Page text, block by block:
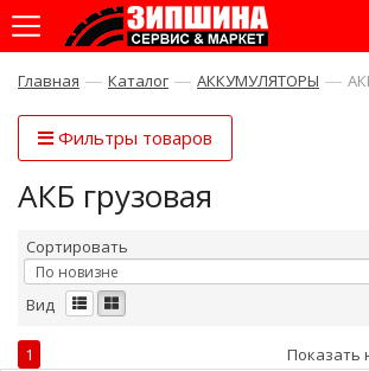
Главная — Каталог — АККУМУЛЯТОРЫ —
Фильтры товаров
АКБ грузовая
Сортировать
Вид
1 Показать